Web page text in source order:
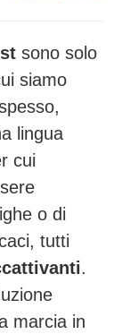
sono solo
siamo
lingua
cui
o di
tutti
.
marcia in